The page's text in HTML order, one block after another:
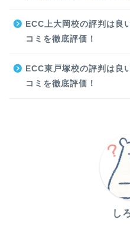
ECC上大岡校の評判は良
コミを徹底評価！
ECC東戸塚校の評判は良
コミを徹底評価！
し